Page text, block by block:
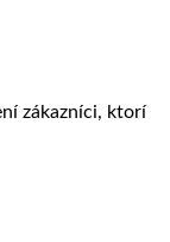
zákazníci, ktorí